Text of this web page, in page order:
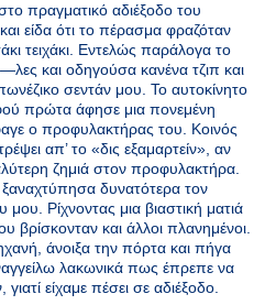
πραγματικό αδιέξοδο του
είδα ότι το πέρασμα φραζόταν
τειχάκι. Εντελώς παράλογα το
και οδηγούσα κανένα τζιπ και
σεντάν μου. Το αυτοκίνητο
πρώτα άφησε μια πονεμένη
ο προφυλακτήρας του. Κοινός
απ’ το «δις εξαμαρτείν», αν
ζημιά στον προφυλακτήρα.
δυνατότερα τον
Ρίχνοντας μια βιαστική ματιά
βρίσκονταν και άλλοι πλανημένοι.
άνοιξα την πόρτα και πήγα
λακωνικά πως έπρεπε να
είχαμε πέσει σε αδιέξοδο.